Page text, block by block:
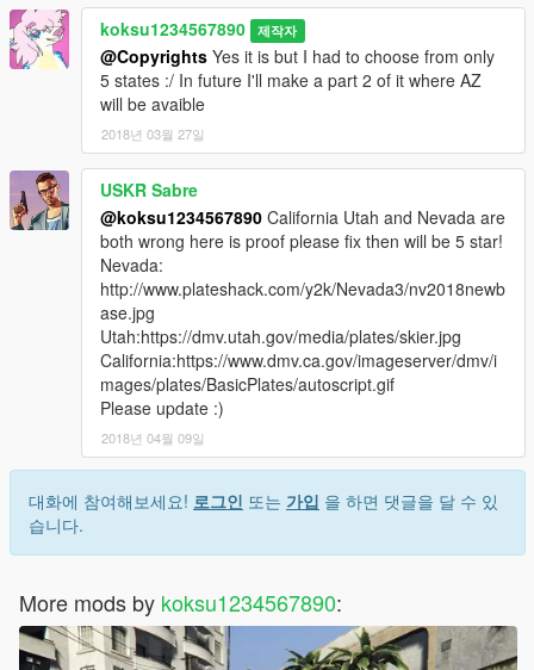
koksu1234567890 제작자
@Copyrights Yes it is but I had to choose from only
5 states :/ In future I'll make a part 2 of it where AZ
will be avaible
2018년 03월 27일
USKR Sabre
@koksu1234567890 California Utah and Nevada are
both wrong here is proof please fix then will be 5 star!
Nevada:
http://www.plateshack.com/y2k/Nevada3/nv2018newb
ase.jpg
Utah:https://dmv.utah.gov/media/plates/skier.jpg
California:https://www.dmv.ca.gov/imageserver/dmv/i
mages/plates/BasicPlates/autoscript.gif
Please update :)
2018년 04월 09일
대화에 참여해보세요! 로그인 또는 가입 을 하면 댓글을 달 수 있
습니다.
More mods by koksu1234567890: